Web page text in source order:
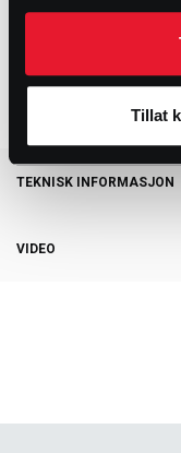
Tillat
status og posisjon for
nettverksdriften din.
TEKNISK INFORMASJON
VIDEO